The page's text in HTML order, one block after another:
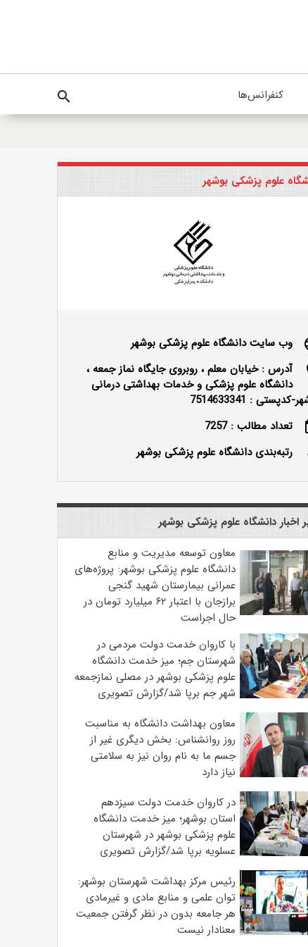
کنفرانس‌ها search
علوم پزشکی بوشهر
وب سایت دانشگاه علوم پزشکی بوشهر
آدرس : خیابان معلم ، روبروی جایگاه نماز جمعه ،
دانشگاه علوم پزشکی و خدمات بهداشتی درمانی
کدپستی : 7514633341
تعداد مطالب : 7257
رتبه‌بندی دانشگاه علوم پزشکی بوشهر
اخبار دانشگاه علوم پزشکی بوشهر
معاون توسعه مدیریت و منابع
دانشگاه علوم پزشکی بوشهر: پروژه‌های
عمرانی بیمارستان شهید گنجی
برازجان با اعتبار ۶۲ میلیارد تومان در
حال اجراست
با کاروان خدمت دولت مردمی در
شهرستان جم؛ میز خدمت دانشگاه
علوم پزشکی بوشهر در مصلی نمازجمعه
شهر جم برپا شد/گزارش تصویری
معاون بهداشت دانشگاه به مناسبت
روز روانشناس: بخش دیگری غیر از
جسم ما به نام روان نیز به سلامتی
نیاز دارد
در کاروان خدمت دولت سیزدهم
استان بوشهر؛ میز خدمت دانشگاه
علوم پزشکی بوشهر در شهرستان
عسلویه برپا شد/گزارش تصویری
رئیس مرکز بهداشت شهرستان بوشهر:
توان علمی و منابع مادی و غیرمادی
هر جامعه بدون در نظر گرفتن جمعیت
معنادار نیست